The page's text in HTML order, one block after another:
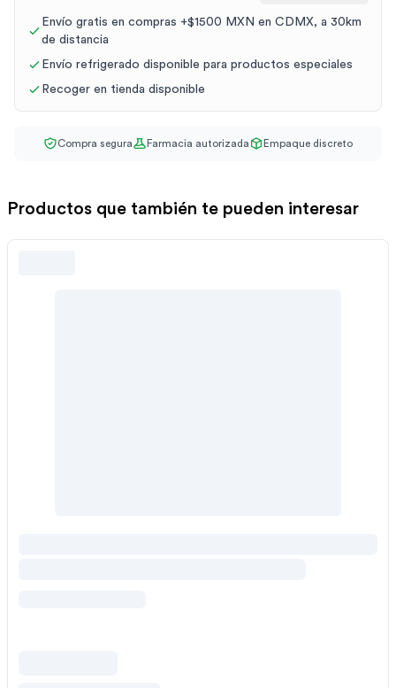
Envío gratis en compras +$1500 MXN en CDMX, a 30km
de distancia
Envío refrigerado disponible para productos especiales
Recoger en tienda disponible
Compra segura Farmacia autorizada Empaque discreto
Productos que también te pueden interesar